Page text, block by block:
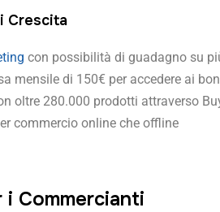
Crescita
con possibilità di guadagno su
mensile di 150€ per accedere ai
oltre 280.000 prodotti attraverso
commercio online che offline
i Commercianti